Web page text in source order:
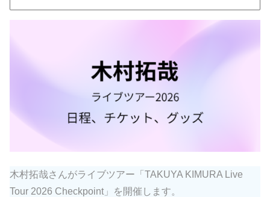
木村拓哉さんがライブツアー「TAKUYA KIMURA Live
Tour 2026 Checkpoint」を開催します。